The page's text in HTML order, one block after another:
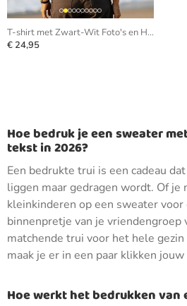
T-shirt met Zwart-Wit Foto's en Herhalende Tekst
€ 24,95
Hoe bedruk je een sweater
tekst in 2026?
Een bedrukte trui is een cadeau
liggen maar gedragen wordt. Of je
kleinkinderen op een sweater voor
binnenpretje van je vriendengroep
matchende trui voor het hele
maak je er in een paar klikken
Hoe werkt het bedrukken van